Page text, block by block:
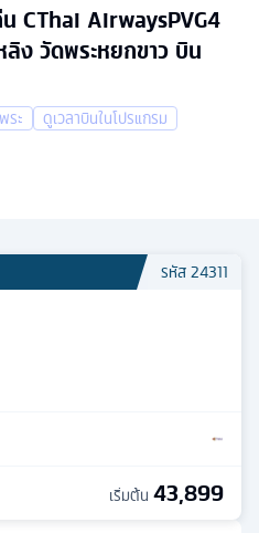
CThai AirwaysPVG4
ลิง วัดพระหยกขาว บิน
ระ
ดูเวลาบินในโปรแกรม
รหัส24311
เริ่มต้น 43,899